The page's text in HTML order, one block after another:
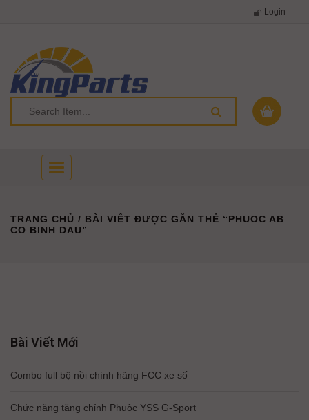
Login
Toggle
navigation
TRANG CHỦ / BÀI VIẾT ĐƯỢC GẮN THẺ “PHUOC AB
CO BINH DAU”
Bài Viết Mới
Combo full bộ nồi chính hãng FCC xe số
Chức năng tăng chỉnh Phuộc YSS G-Sport